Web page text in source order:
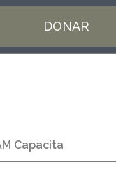
DONAR
Capacita